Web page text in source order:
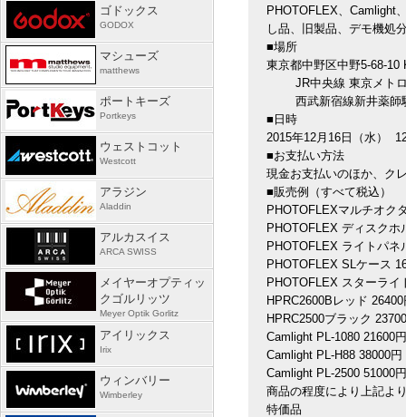
PHOTOFLEX、Camlight
し品、旧製品、デモ機処
■場所
東京都中野区中野5-68-
JR中央線 東京メトロ
西武新宿線新井薬師
■日時
2015年12月16日（水）
■お支払い方法
現金お支払いのほか、ク
■販売例（すべて税込）
PHOTOFLEXマルチオク
PHOTOFLEX ディスクホ
PHOTOFLEX ライトパネ
PHOTOFLEX SLケース
PHOTOFLEX スターライ
HPRC2600Bレッド 26400
HPRC2500ブラック
Camlight PL-1080 21600円
Camlight PL-H88 38000円
Camlight PL-2500 51000円
商品の程度により上記よ
特価品
ゴドックス
GODOX
マシューズ
matthews
ポートキーズ
Portkeys
ウェストコット
Westcott
アラジン
Aladdin
アルカスイス
ARCA SWISS
メイヤーオプティッ
クゴルリッツ
Meyer Optik Gorlitz
アイリックス
Irix
ウィンバリー
Wimberley